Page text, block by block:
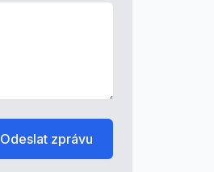
Odeslat zprávu